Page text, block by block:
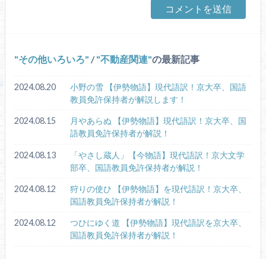
その他いろいろ / 不動産関連 の最新記事
2024.08.20
小野の雪 【伊勢物語】現代語訳！京大卒、国語
教員免許保持者が解説します！
2024.08.15
月やあらぬ 【伊勢物語】現代語訳！京大卒、国
語教員免許保持者が解説！
2024.08.13
「やさし蔵人」【今物語】現代語訳！京大文学
部卒、国語教員免許保持者が解説！
2024.08.12
狩りの使ひ 【伊勢物語】を現代語訳！京大卒、
国語教員免許保持者が解説！
2024.08.12
つひにゆく道 【伊勢物語】現代語訳を京大卒、
国語教員免許保持者が解説！